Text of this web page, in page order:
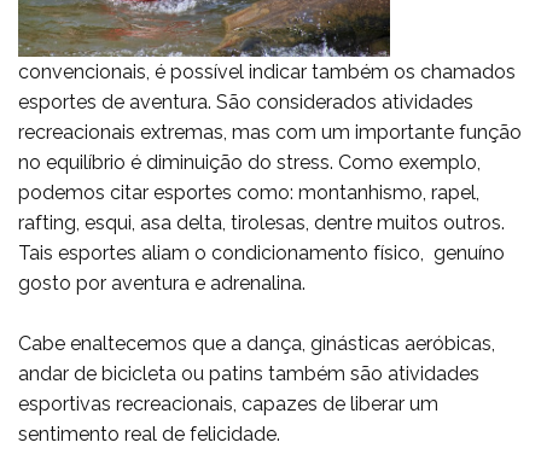
convencionais, é possível indicar também os chamados
esportes de aventura. São considerados atividades
recreacionais extremas, mas com um importante função
no equilíbrio é diminuição do stress. Como exemplo,
podemos citar esportes como: montanhismo, rapel,
rafting, esqui, asa delta, tirolesas, dentre muitos outros.
Tais esportes aliam o condicionamento físico, genuíno
gosto por aventura e adrenalina.
Cabe enaltecemos que a dança, ginásticas aeróbicas,
andar de bicicleta ou patins também são atividades
esportivas recreacionais, capazes de liberar um
sentimento real de felicidade.